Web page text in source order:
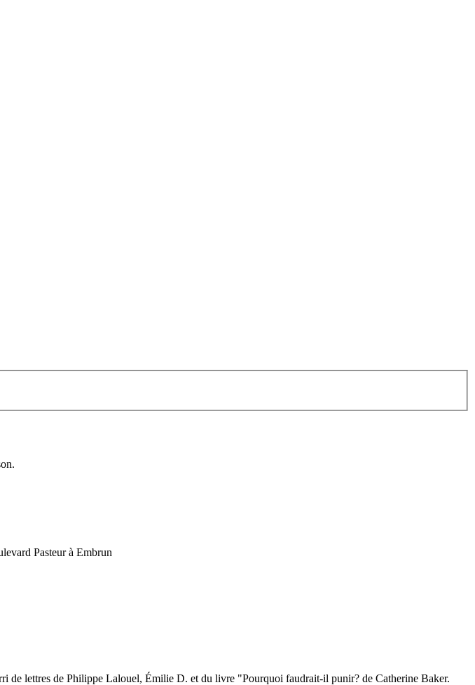
Pasteur à Embrun
de lettres de Philippe Lalouel, Émilie D. et du livre "Pourquoi faudrait-il punir? de Catherine Baker.